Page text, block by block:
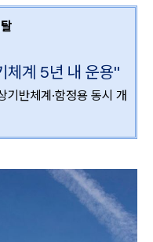
체계 5년 내 운용"
기반체계·함정용 동시 개